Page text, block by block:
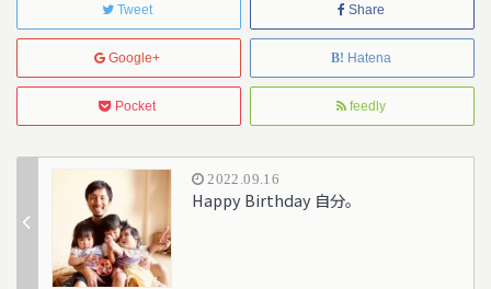
Tweet Share
Google+ Hatena
Pocket feedly
2022.09.16
Happy Birthday 自分。